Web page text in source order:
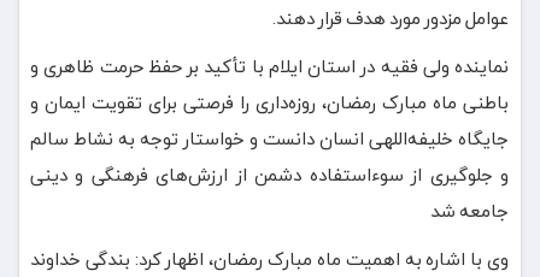
عوامل مزدور مورد هدف قرار دهند.
نماینده ولی فقیه در استان ایلام با تأکید بر حفظ حرمت ظاهری و
باطنی ماه مبارک رمضان، روزه‌داری را فرصتی برای تقویت ایمان و
جایگاه خلیفه‌اللهی انسان دانست و خواستار توجه به نشاط سالم
و جلوگیری از سوءاستفاده دشمن از ارزش‌های فرهنگی و دینی
جامعه شد
وی با اشاره به اهمیت ماه مبارک رمضان، اظهار کرد: بندگی خداوند